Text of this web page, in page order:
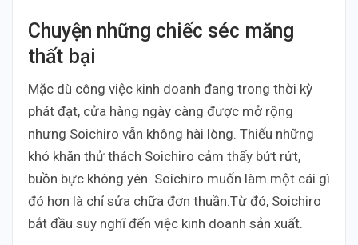
Chuyện những chiếc séc măng
thất bại
Mặc dù công việc kinh doanh đang trong thời kỳ
phát đạt, cửa hàng ngày càng được mở rộng
nhưng Soichiro vẫn không hài lòng. Thiếu những
khó khăn thử thách Soichiro cảm thấy bứt rứt,
buồn bực không yên. Soichiro muốn làm một cái gì
đó hơn là chỉ sửa chữa đơn thuần.Từ đó, Soichiro
bắt đầu suy nghĩ đến việc kinh doanh sản xuất.